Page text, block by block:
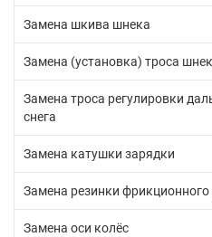
Замена шкива шнека
Замена (установка) троса
Замена троса регулировки
снега
Замена катушки зарядки
Замена резинки фрикционного
Замена оси колёс